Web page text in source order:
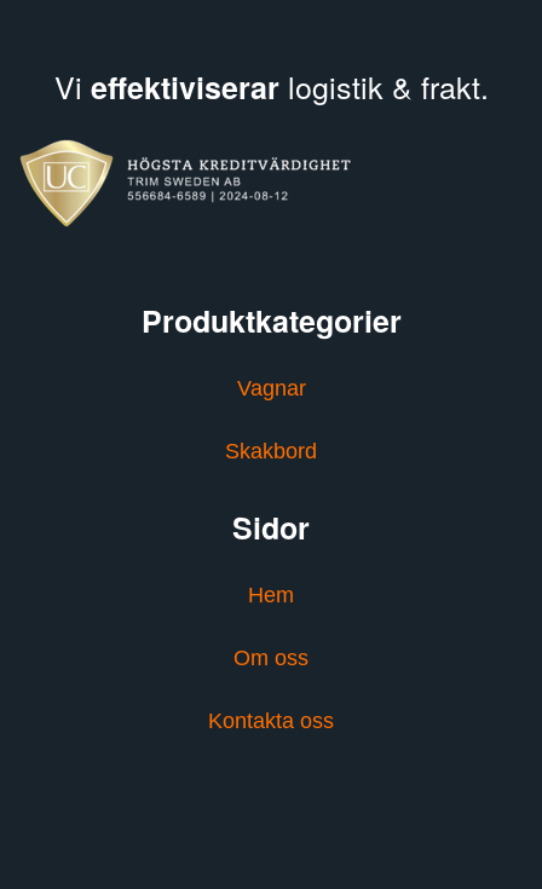
Vi effektiviserarlogistik & frakt.
Produktkategorier
Vagnar
Skakbord
Sidor
Hem
Om oss
Kontakta oss